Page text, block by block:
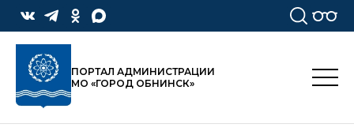
ПОРТАЛ АДМИНИСТРАЦИИ
МО «ГОРОД ОБНИНСК»